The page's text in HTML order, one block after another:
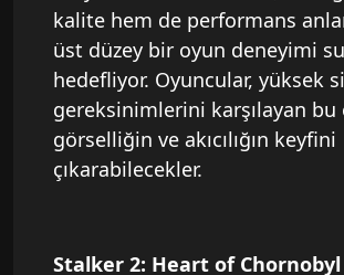
kalite hem de performans
üst düzey bir oyun deneyimi
hedefliyor. Oyuncular, yüksek
gereksinimlerini karşılayan
görselliğin ve akıcılığın keyfini
çıkarabilecekler.
Stalker 2: Heart of Chornobyl